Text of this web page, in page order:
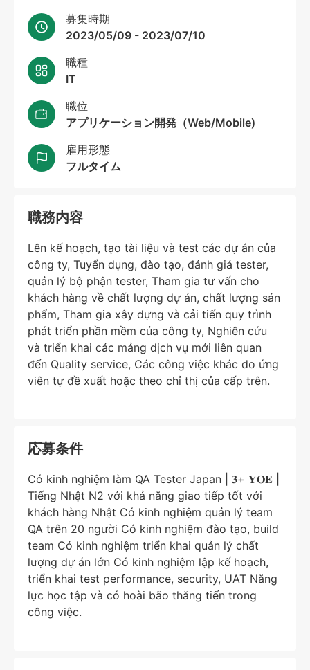
募集時期
2023/05/09 - 2023/07/10
職種
IT
職位
アプリケーション開発（Web/Mobile)
雇用形態
フルタイム
職務内容
Lên kế hoạch, tạo tài liệu và test các dự án của
công ty, Tuyển dụng, đào tạo, đánh giá tester,
quản lý bộ phận tester, Tham gia tư vấn cho
khách hàng về chất lượng dự án, chất lượng sản
phẩm, Tham gia xây dựng và cải tiến quy trình
phát triển phần mềm của công ty, Nghiên cứu
và triển khai các mảng dịch vụ mới liên quan
đến Quality service, Các công việc khác do ứng
viên tự đề xuất hoặc theo chỉ thị của cấp trên.
応募条件
Có kinh nghiệm làm QA Tester Japan | 𝟑+ 𝐘𝐎𝐄 |
Tiếng Nhật N2 với khả năng giao tiếp tốt với
khách hàng Nhật Có kinh nghiệm quản lý team
QA trên 20 người Có kinh nghiệm đào tạo, build
team Có kinh nghiệm triển khai quản lý chất
lượng dự án lớn Có kinh nghiệm lập kế hoạch,
triển khai test performance, security, UAT Năng
lực học tập và có hoài bão thăng tiến trong
công việc.